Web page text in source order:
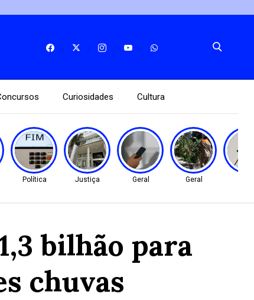
Curiosidades Cultura
Política Justiça Geral Geral
bilhão para
chuvas